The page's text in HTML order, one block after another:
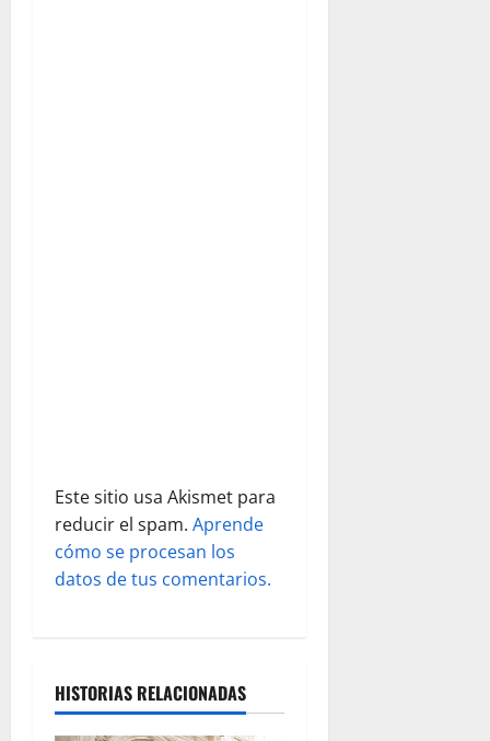
a
d
a
Este sitio usa Akismet para
reducir el spam. Aprende
cómo se procesan los
datos de tus comentarios.
HISTORIAS RELACIONADAS